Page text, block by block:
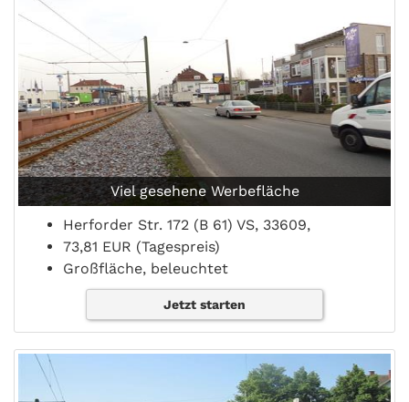
Viel gesehene Werbefläche
Herforder Str. 172 (B 61) VS, 33609,
73,81 EUR (Tagespreis)
Großfläche, beleuchtet
Jetzt starten